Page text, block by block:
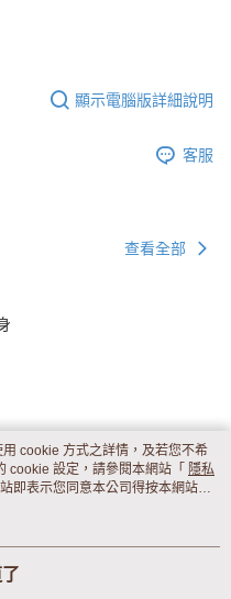
顯示電腦版詳細說明
客服
查看全部
cookie 方式之詳情，及若您不希
cookie 設定，請參閱本網站「 隱私
即表示您同意本公司得按本網站使